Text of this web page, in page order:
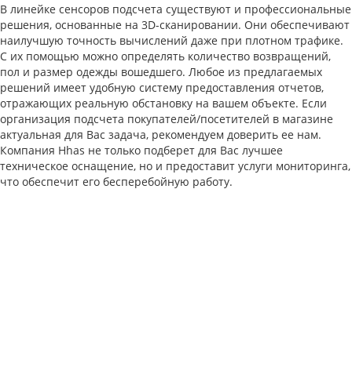
В линейке сенсоров подсчета существуют и профессиональные
решения, основанные на 3D-сканировании. Они обеспечивают
наилучшую точность вычислений даже при плотном трафике.
С их помощью можно определять количество возвращений,
пол и размер одежды вошедшего. Любое из предлагаемых
решений имеет удобную систему предоставления отчетов,
отражающих реальную обстановку на вашем объекте. Если
организация подсчета покупателей/посетителей в магазине
актуальная для Вас задача, рекомендуем доверить ее нам.
Компания Hhas не только подберет для Вас лучшее
техническое оснащение, но и предоставит услуги мониторинга,
что обеспечит его бесперебойную работу.